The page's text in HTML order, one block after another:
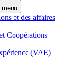
menu
et des affaires
Coopérations
(VAE)